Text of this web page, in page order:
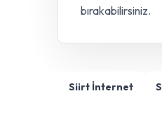
bırakabilirsiniz.
Siirt İnternet